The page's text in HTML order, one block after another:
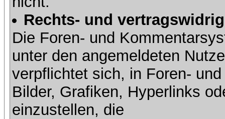
Rechts- und
Die Foren- und
unter den angemeldeten
verpflichtet sich, in Foren-
Bilder, Grafiken, Hyperlinks
einzustellen, die